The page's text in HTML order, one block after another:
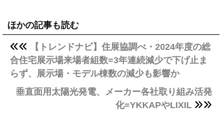
ほかの記事も読む
【トレンドナビ】住展協調べ・2024年度の総
合住宅展示場来場者組数=3年連続減少で下げ止ま
らず、展示場・モデル棟数の減少も影響か
垂直面用太陽光発電、メーカー各社取り組み活発
化=YKKAPやLIXIL